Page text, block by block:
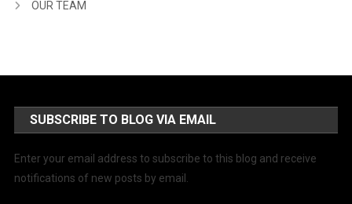
OUR TEAM
SUBSCRIBE TO BLOG VIA EMAIL
Enter your email address to subscribe to this blog and receive
notifications of new posts by email.